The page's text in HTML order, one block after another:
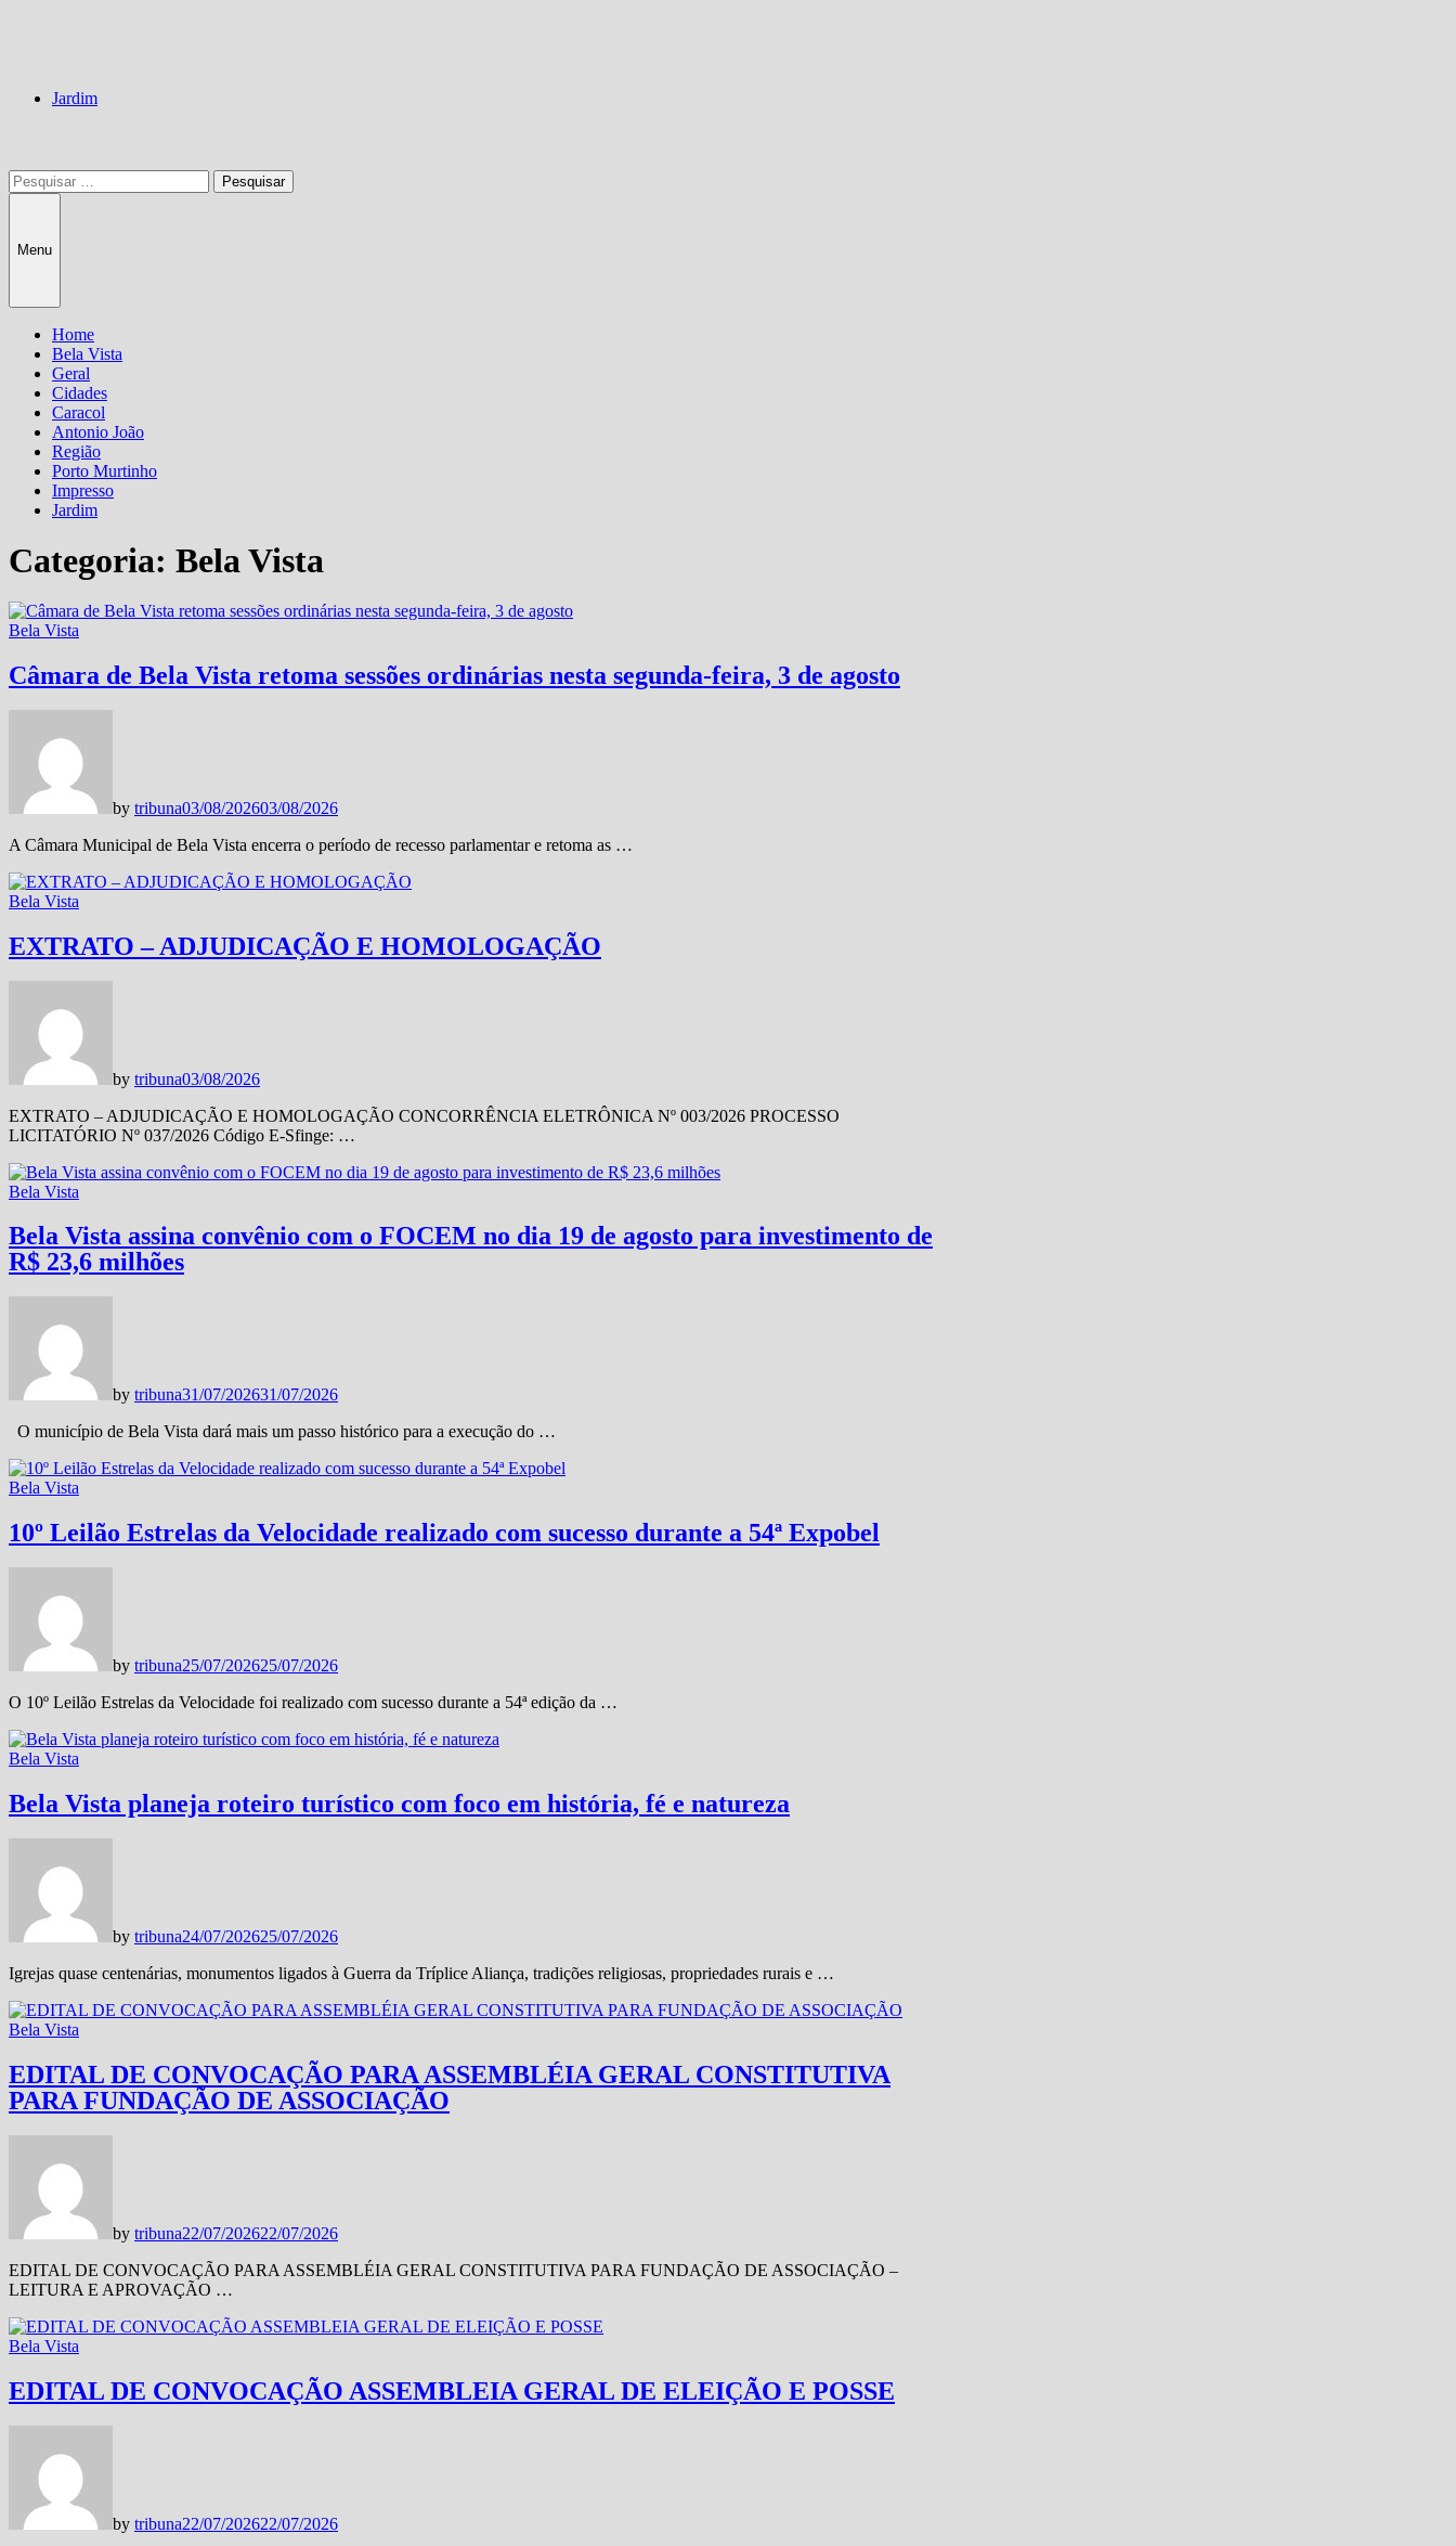
Jardim
Pesquisar
por:
Menu
Home
Bela Vista
Geral
Cidades
Caracol
Antonio João
Região
Porto Murtinho
Impresso
Jardim
Categoria: Bela Vista
Bela Vista
Câmara de Bela Vista retoma sessões ordinárias nesta segunda-feira, 3 de agosto
by tribuna03/08/202603/08/2026
A Câmara Municipal de Bela Vista encerra o período de recesso parlamentar e retoma as …
Bela Vista
EXTRATO – ADJUDICAÇÃO E HOMOLOGAÇÃO
by tribuna03/08/2026
EXTRATO – ADJUDICAÇÃO E HOMOLOGAÇÃO CONCORRÊNCIA ELETRÔNICA Nº 003/2026 PROCESSO
LICITATÓRIO Nº 037/2026 Código E-Sfinge: …
Bela Vista
Bela Vista assina convênio com o FOCEM no dia 19 de agosto para investimento de
R$ 23,6 milhões
by tribuna31/07/202631/07/2026
O município de Bela Vista dará mais um passo histórico para a execução do …
Bela Vista
10º Leilão Estrelas da Velocidade realizado com sucesso durante a 54ª Expobel
by tribuna25/07/202625/07/2026
O 10º Leilão Estrelas da Velocidade foi realizado com sucesso durante a 54ª edição da …
Bela Vista
Bela Vista planeja roteiro turístico com foco em história, fé e natureza
by tribuna24/07/202625/07/2026
Igrejas quase centenárias, monumentos ligados à Guerra da Tríplice Aliança, tradições religiosas, propriedades rurais e …
Bela Vista
EDITAL DE CONVOCAÇÃO PARA ASSEMBLÉIA GERAL CONSTITUTIVA
PARA FUNDAÇÃO DE ASSOCIAÇÃO
by tribuna22/07/202622/07/2026
EDITAL DE CONVOCAÇÃO PARA ASSEMBLÉIA GERAL CONSTITUTIVA PARA FUNDAÇÃO DE ASSOCIAÇÃO –
LEITURA E APROVAÇÃO …
Bela Vista
EDITAL DE CONVOCAÇÃO ASSEMBLEIA GERAL DE ELEIÇÃO E POSSE
by tribuna22/07/202622/07/2026